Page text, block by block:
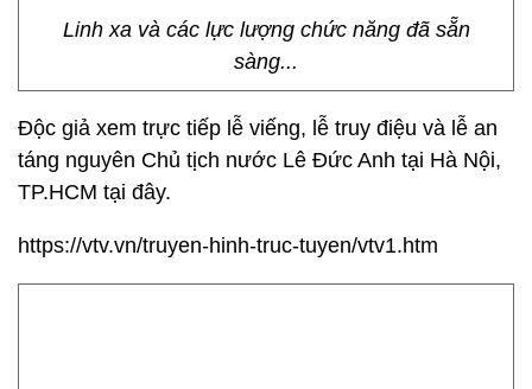
Linh xa và các lực lượng chức năng đã sẵn
sàng...
Độc giả xem trực tiếp lễ viếng, lễ truy điệu và lễ an
táng nguyên Chủ tịch nước Lê Đức Anh tại Hà Nội,
TP.HCM tại đây.
https://vtv.vn/truyen-hinh-truc-tuyen/vtv1.htm